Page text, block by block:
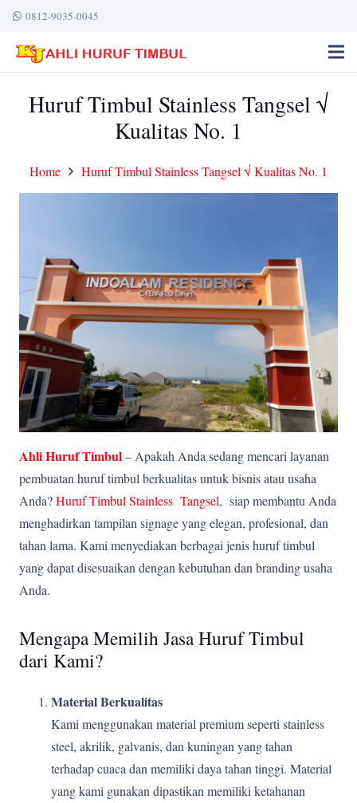
0812-9035-0045
Huruf Timbul Stainless Tangsel √
Kualitas No. 1
Home Huruf Timbul Stainless Tangsel √ Kualitas No. 1
Ahli Huruf Timbul– Apakah Anda sedang mencari layanan
pembuatan huruf timbul berkualitas untuk bisnis atau usaha
Anda?Huruf Timbul Stainless Tangsel, siap membantu Anda
menghadirkan tampilan signage yang elegan, profesional, dan
tahan lama. Kami menyediakan berbagai jenis huruf timbul
yang dapat disesuaikan dengan kebutuhan dan branding usaha
Anda.
Mengapa Memilih Jasa Huruf Timbul
dari Kami?
Material Berkualitas
Kami menggunakan material premium seperti stainless
steel, akrilik, galvanis, dan kuningan yang tahan
terhadap cuaca dan memiliki daya tahan tinggi. Material
yang kami gunakan dipastikan memiliki ketahanan